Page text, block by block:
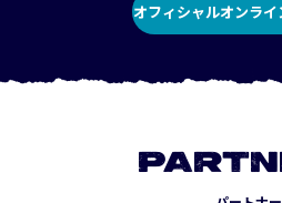
オフィシャルオンラ